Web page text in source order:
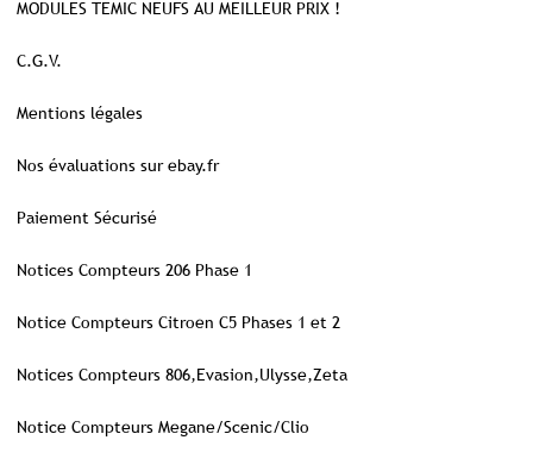
MODULES TEMIC NEUFS AU MEILLEUR PRIX !
C.G.V.
Mentions légales
Nos évaluations sur ebay.fr
Paiement Sécurisé
Notices Compteurs 206 Phase 1
Notice Compteurs Citroen C5 Phases 1 et 2
Notices Compteurs 806,Evasion,Ulysse,Zeta
Notice Compteurs Megane/Scenic/Clio